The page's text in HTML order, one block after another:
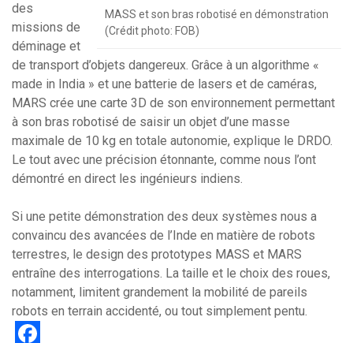
MASS et son bras robotisé en démonstration
(Crédit photo: FOB)
des
missions de
déminage et
de transport d’objets dangereux. Grâce à un algorithme «
made in India » et une batterie de lasers et de caméras,
MARS crée une carte 3D de son environnement permettant
à son bras robotisé de saisir un objet d’une masse
maximale de 10 kg en totale autonomie, explique le DRDO.
Le tout avec une précision étonnante, comme nous l’ont
démontré en direct les ingénieurs indiens.
Si une petite démonstration des deux systèmes nous a
convaincu des avancées de l’Inde en matière de robots
terrestres, le design des prototypes MASS et MARS
entraîne des interrogations. La taille et le choix des roues,
notamment, limitent grandement la mobilité de pareils
robots en terrain accidenté, ou tout simplement pentu.